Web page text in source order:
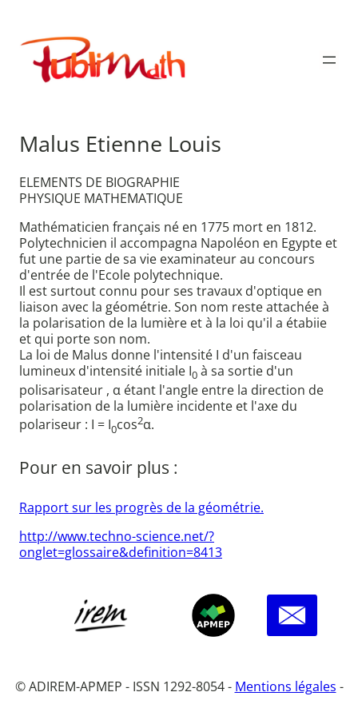
contenu
Publimath
Malus Etienne Louis
ELEMENTS DE BIOGRAPHIE
PHYSIQUE MATHEMATIQUE
Mathématicien français né en 1775 mort en 1812.
Polytechnicien il accompagna Napoléon en Egypte et
fut une partie de sa vie examinateur au concours
d'entrée de l'Ecole polytechnique.
Il est surtout connu pour ses travaux d'optique en
liaison avec la géométrie. Son nom reste attachée à
la polarisation de la lumière et à la loi qu'il a étabiie
et qui porte son nom.
La loi de Malus donne l'intensité I d'un faisceau
lumineux d'intensité initiale I0 à sa sortie d'un
polisarisateur , α étant l'angle entre la direction de
polarisation de la lumière incidente et l'axe du
polariseur : I = I0cos2α.
Pour en savoir plus :
Rapport sur les progrès de la géométrie.
http://www.techno-science.net/?
onglet=glossaire&definition=8413
© ADIREM-APMEP - ISSN 1292-8054 - Mentions légales -